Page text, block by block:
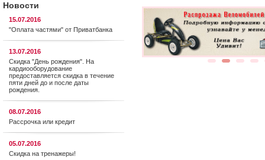
Новости
15.07.2016
"Оплата частями" от Приватбанка
13.07.2016
Скидка "День рождения". На
кардиооборудование
предоставляется cкидка в течение
пяти дней до и после даты
рождения.
08.07.2016
Рассрочка или кредит
05.07.2016
Скидка на тренажеры!
1 2 3 4